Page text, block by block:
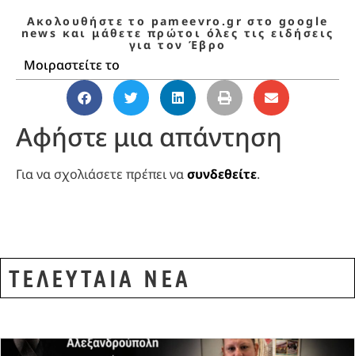
Ακολουθήστε το pameevro.gr στο google
news και μάθετε πρώτοι όλες τις ειδήσεις
για τον Έβρο
Μοιραστείτε το
Αφήστε μια απάντηση
Για να σχολιάσετε πρέπει νασυνδεθείτε.
ΤΕΛΕΥΤΑΙΑ ΝΕΑ